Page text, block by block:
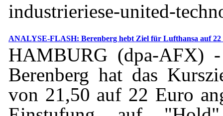
industrieriese-united-
ANALYSE-FLASH: Berenberg hebt Ziel für Lufthansa auf 22
HAMBURG (dpa-AFX)
Berenberg hat das
von 21,50 auf 22 Euro